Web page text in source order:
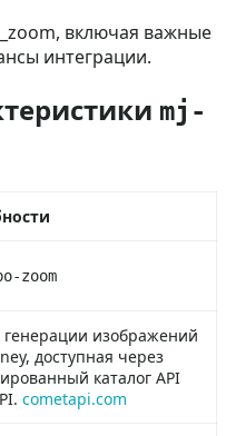
включая важные
интеграции.
mj-
zoom
изображений
доступная через
каталог API
cometapi.com